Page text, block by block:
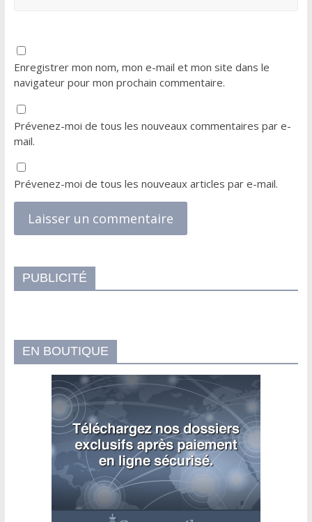
Enregistrer mon nom, mon e-mail et mon site dans le
navigateur pour mon prochain commentaire.
Prévenez-moi de tous les nouveaux commentaires par e-
mail.
Prévenez-moi de tous les nouveaux articles par e-mail.
PUBLICITÉ
EN BOUTIQUE